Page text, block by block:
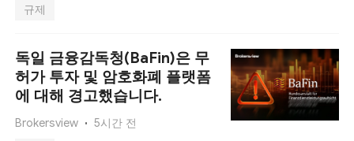
규제
독일 금융감독청(BaFin)은 무
허가 투자 및 암호화폐 플랫폼
에 대해 경고했습니다.
Brokersview
5시간 전